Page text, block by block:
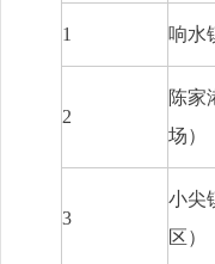
1 响水
2
陈家
场）
3
小尖
区）